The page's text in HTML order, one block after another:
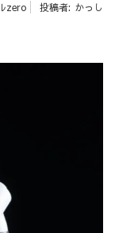
zero 投稿者: かっし